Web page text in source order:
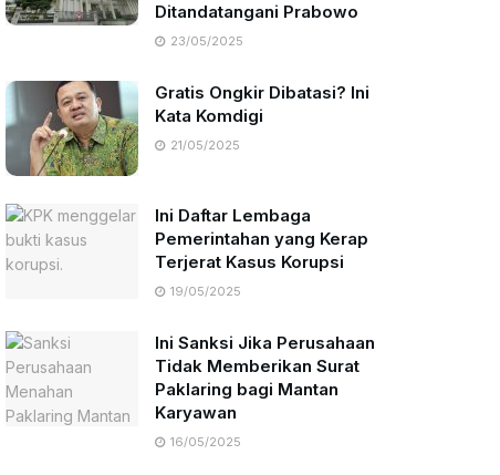
Ditandatangani Prabowo
23/05/2025
Gratis Ongkir Dibatasi? Ini
Kata Komdigi
21/05/2025
Ini Daftar Lembaga
Pemerintahan yang Kerap
Terjerat Kasus Korupsi
19/05/2025
Ini Sanksi Jika Perusahaan
Tidak Memberikan Surat
Paklaring bagi Mantan
Karyawan
16/05/2025